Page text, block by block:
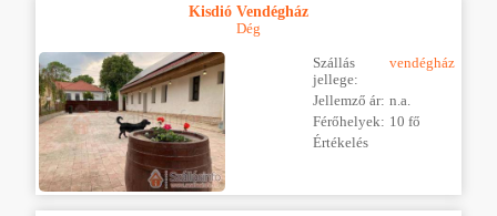
Kisdió Vendégház
Dég
Szállás
jellege:
vendégház
Jellemző ár: n.a.
Férőhelyek: 10 fő
Értékelés